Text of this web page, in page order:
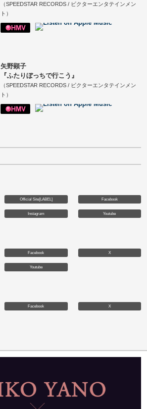
（SPEEDSTAR RECORDS / ビクターエンタテインメン
ト）
矢野顕子
『ふたりぼっちで行こう』
（SPEEDSTAR RECORDS / ビクターエンタテインメン
ト）
Official Site[LABEL] Facebook
Instagram Youtube
Facebook X
Youtube
Facebook X